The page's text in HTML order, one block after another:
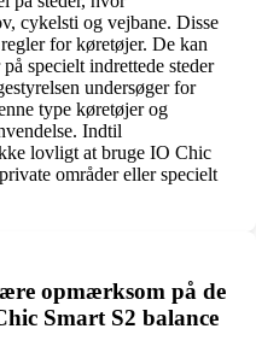
cykelsti og vejbane. Disse
for køretøjer. De kan
specielt indrettede steder
undersøger for
type køretøjer og
Indtil
lovligt at bruge IO Chic
områder eller specielt
opmærksom på de
Smart S2 balance